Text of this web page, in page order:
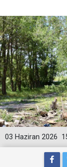
03 Haziran 2026